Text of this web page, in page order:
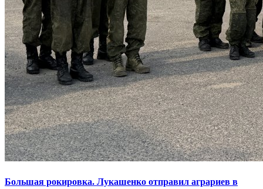
Большая рокировка. Лукашенко отправил аграриев в